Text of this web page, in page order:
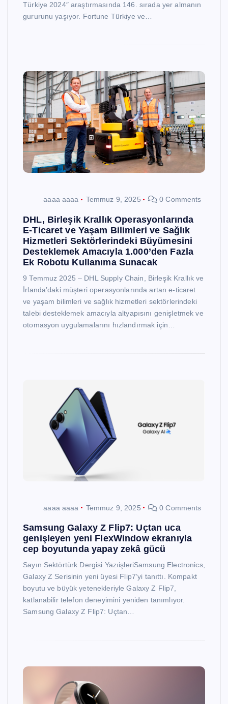
Türkiye 2024″ araştırmasında 146. sırada yer almanın
gururunu yaşıyor. Fortune Türkiye ve…
aaaa aaaa Temmuz 9, 2025 0 Comments
DHL, Birleşik Krallık Operasyonlarında
E-Ticaret ve Yaşam Bilimleri ve Sağlık
Hizmetleri Sektörlerindeki Büyümesini
Desteklemek Amacıyla 1.000’den Fazla
Ek Robotu Kullanıma Sunacak
9 Temmuz 2025 – DHL Supply Chain, Birleşik Krallık ve
İrlanda’daki müşteri operasyonlarında artan e-ticaret
ve yaşam bilimleri ve sağlık hizmetleri sektörlerindeki
talebi desteklemek amacıyla altyapısını genişletmek ve
otomasyon uygulamalarını hızlandırmak için…
aaaa aaaa Temmuz 9, 2025 0 Comments
Samsung Galaxy Z Flip7: Uçtan uca
genişleyen yeni FlexWindow ekranıyla
cep boyutunda yapay zekâ gücü
Sayın Sektörtürk Dergisi YazıişleriSamsung Electronics,
Galaxy Z Serisinin yeni üyesi Flip7’yi tanıttı. Kompakt
boyutu ve büyük yetenekleriyle Galaxy Z Flip7,
katlanabilir telefon deneyimini yeniden tanımlıyor.
Samsung Galaxy Z Flip7: Uçtan…